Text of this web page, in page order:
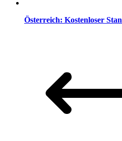
Österreich: Kostenloser